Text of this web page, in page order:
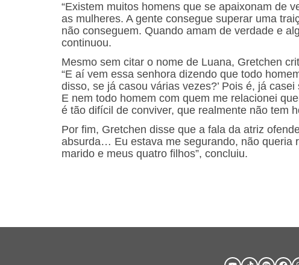
“Existem muitos homens que se apaixonam de
as mulheres. A gente consegue superar uma
não conseguem. Quando amam de verdade e
continuou.
Mesmo sem citar o nome de Luana, Gretchen
“E aí vem essa senhora dizendo que todo
disso, se já casou várias vezes?’ Pois é, já
E nem todo homem com quem me relacionei
é tão difícil de conviver, que realmente não tem
Por fim, Gretchen disse que a fala da atriz
absurda… Eu estava me segurando, não queria
marido e meus quatro filhos”, concluiu.